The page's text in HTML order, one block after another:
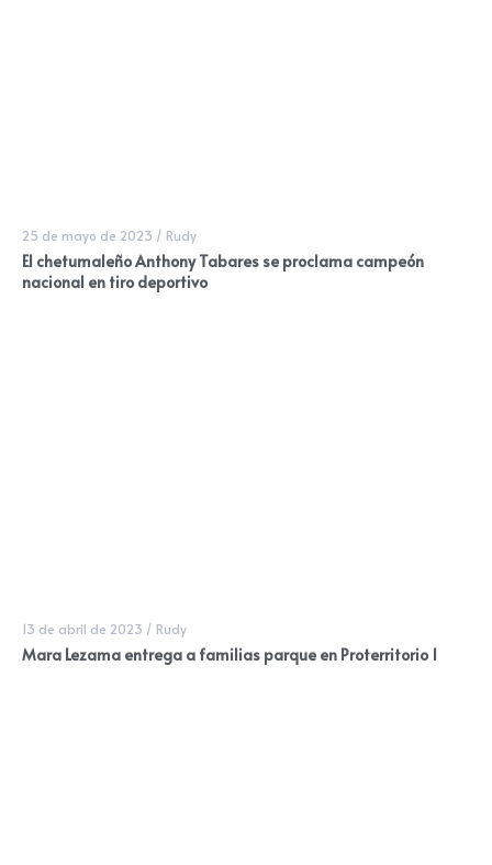
25 de mayo de 2023 / Rudy
El chetumaleño Anthony Tabares se proclama campeón
nacional en tiro deportivo
13 de abril de 2023 / Rudy
Mara Lezama entrega a familias parque en Proterritorio 1